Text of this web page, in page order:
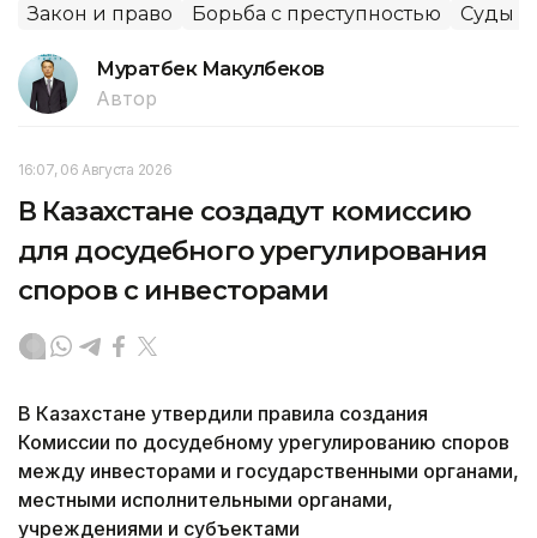
Закон и право Борьба с преступностью Суды
Муратбек Макулбеков
Автор
16:07, 06 Августа 2026
В Казахстане создадут комиссию
для досудебного урегулирования
споров с инвесторами
В Казахстане утвердили правила создания
Комиссии по досудебному урегулированию споров
между инвесторами и государственными органами,
местными исполнительными органами,
учреждениями и субъектами